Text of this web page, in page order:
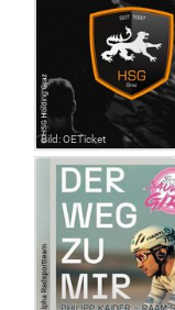
Bild: OETicket